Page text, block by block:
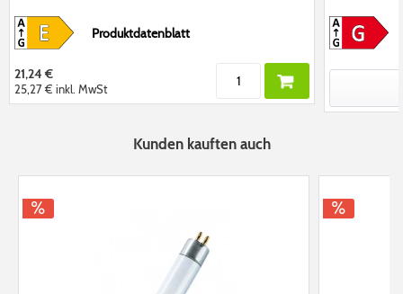
Produktdatenblatt
21,24 €
25,27 € inkl. MwSt
Kunden kauften auch